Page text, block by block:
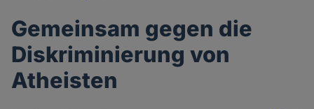
Gemeinsam gegen die
Diskriminierung von
Atheisten